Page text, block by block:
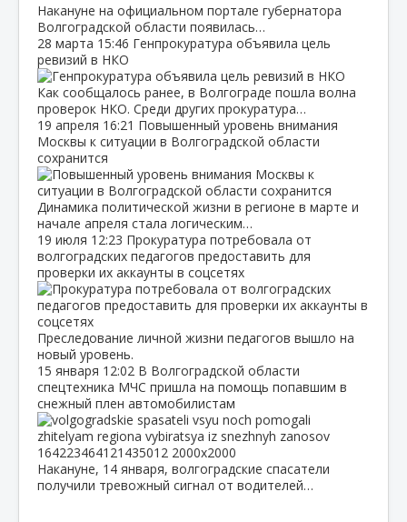
Накануне на официальном портале губернатора
Волгоградской области появилась…
28 марта 15:46 Генпрокуратура объявила цель
ревизий в НКО
Как сообщалось ранее, в Волгограде пошла волна
проверок НКО. Среди других прокуратура…
19 апреля 16:21 Повышенный уровень внимания
Москвы к ситуации в Волгоградской области
сохранится
Динамика политической жизни в регионе в марте и
начале апреля стала логическим…
19 июля 12:23 Прокуратура потребовала от
волгоградских педагогов предоставить для
проверки их аккаунты в соцсетях
Преследование личной жизни педагогов вышло на
новый уровень.
15 января 12:02 В Волгоградской области
спецтехника МЧС пришла на помощь попавшим в
снежный плен автомобилистам
Накануне, 14 января, волгоградские спасатели
получили тревожный сигнал от водителей…